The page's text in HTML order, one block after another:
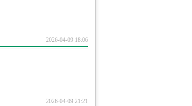
2026-04-09 18:06
2026-04-09 21:21